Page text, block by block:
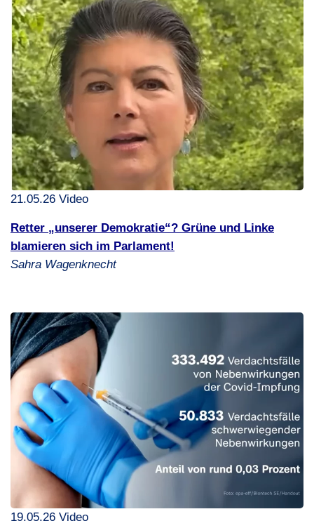
21.05.26 Video
Retter „unserer Demokratie“? Grüne und Linke
blamieren sich im Parlament!
Sahra Wagenknecht
19.05.26 Video